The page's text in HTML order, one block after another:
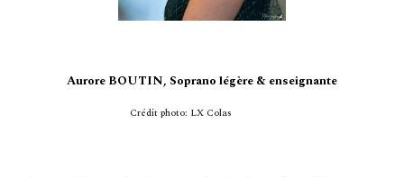
Aurore BOUTIN, Soprano légère & enseignante
Crédit photo: LX Colas